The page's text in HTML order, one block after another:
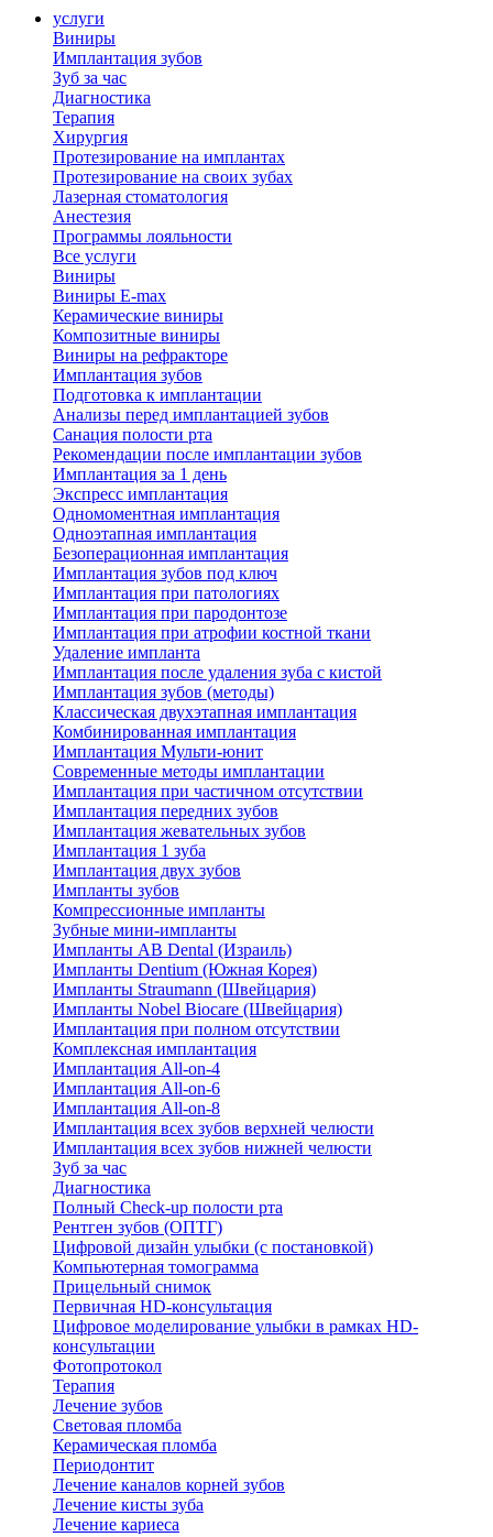
услуги
Виниры
Имплантация зубов
Зуб за час
Диагностика
Терапия
Хирургия
Протезирование на имплантах
Протезирование на своих зубах
Лазерная стоматология
Анестезия
Программы лояльности
Все услуги
Виниры
Виниры E-max
Керамические виниры
Композитные виниры
Виниры на рефракторе
Имплантация зубов
Подготовка к имплантации
Анализы перед имплантацией зубов
Санация полости рта
Рекомендации после имплантации зубов
Имплантация за 1 день
Экспресс имплантация
Одномоментная имплантация
Одноэтапная имплантация
Безоперационная имплантация
Имплантация зубов под ключ
Имплантация при патологиях
Имплантация при пародонтозе
Имплантация при атрофии костной ткани
Удаление импланта
Имплантация после удаления зуба с кистой
Имплантация зубов (методы)
Классическая двухэтапная имплантация
Комбинированная имплантация
Имплантация Мульти-юнит
Современные методы имплантации
Имплантация при частичном отсутствии
Имплантация передних зубов
Имплантация жевательных зубов
Имплантация 1 зуба
Имплантация двух зубов
Импланты зубов
Компрессионные импланты
Зубные мини-импланты
Импланты AB Dental (Израиль)
Импланты Dentium (Южная Корея)
Импланты Straumann (Швейцария)
Импланты Nobel Biocare (Швейцария)
Имплантация при полном отсутствии
Комплексная имплантация
Имплантация All-on-4
Имплантация All-on-6
Имплантация All-on-8
Имплантация всех зубов верхней челюсти
Имплантация всех зубов нижней челюсти
Зуб за час
Диагностика
Полный Check-up полости рта
Рентген зубов (ОПТГ)
Цифровой дизайн улыбки (с постановкой)
Компьютерная томограмма
Прицельный снимок
Первичная HD-консультация
Цифровое моделирование улыбки в рамках HD-
консультации
Фотопротокол
Терапия
Лечение зубов
Световая пломба
Керамическая пломба
Периодонтит
Лечение каналов корней зубов
Лечение кисты зуба
Лечение кариеса